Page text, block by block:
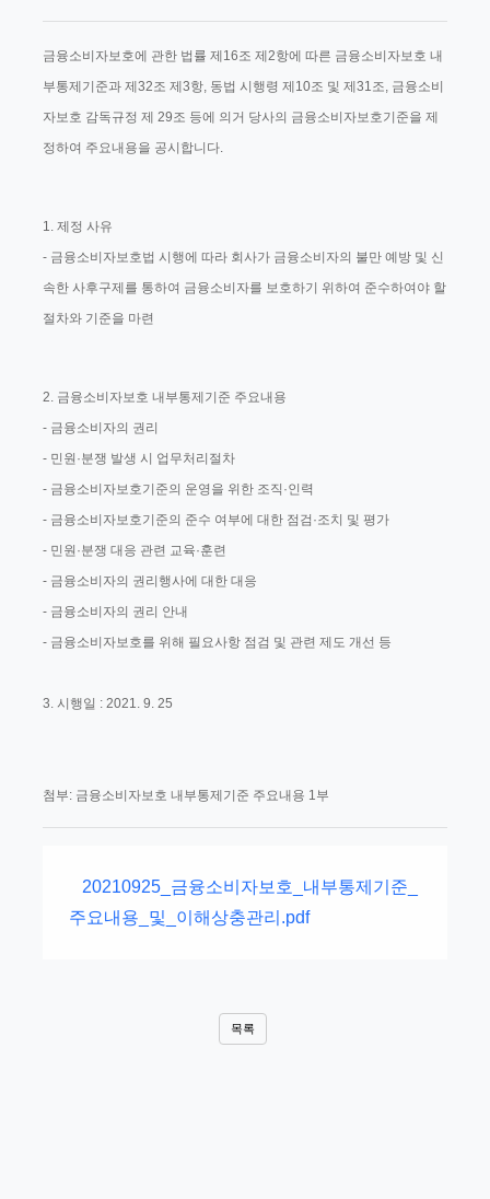
금융소비자보호에 관한 법률 제16조 제2항에 따른 금융소비자보호 내
부통제기준과 제32조 제3항, 동법 시행령 제10조 및 제31조, 금융소비
자보호 감독규정 제 29조 등에 의거 당사의 금융소비자보호기준을 제
정하여 주요내용을 공시합니다.
1. 제정 사유
- 금융소비자보호법 시행에 따라 회사가 금융소비자의 불만 예방 및 신
속한 사후구제를 통하여 금융소비자를 보호하기 위하여 준수하여야 할
절차와 기준을 마련
2. 금융소비자보호 내부통제기준 주요내용
- 금융소비자의 권리
- 민원·분쟁 발생 시 업무처리절차
- 금융소비자보호기준의 운영을 위한 조직·인력
- 금융소비자보호기준의 준수 여부에 대한 점검·조치 및 평가
- 민원·분쟁 대응 관련 교육·훈련
- 금융소비자의 권리행사에 대한 대응
- 금융소비자의 권리 안내
- 금융소비자보호를 위해 필요사항 점검 및 관련 제도 개선 등
3. 시행일 : 2021. 9. 25
첨부: 금융소비자보호 내부통제기준 주요내용 1부
20210925_금융소비자보호_내부통제기준_
주요내용_및_이해상충관리.pdf
목록